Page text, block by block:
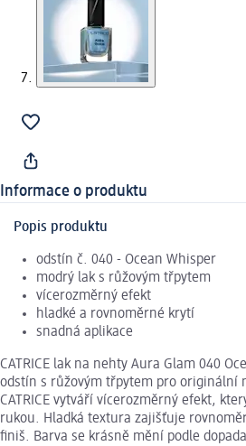
Informace o produktu
Popis produktu
odstín č. 040 - Ocean Whisper
modrý lak s růžovým třpytem
vícerozměrný efekt
hladké a rovnoměrné krytí
snadná aplikace
CATRICE lak na nehty Aura Glam 040
odstín s růžovým třpytem pro originální
CATRICE vytváří vícerozměrný efekt,
rukou. Hladká textura zajišťuje
finiš. Barva se krásně mění podle